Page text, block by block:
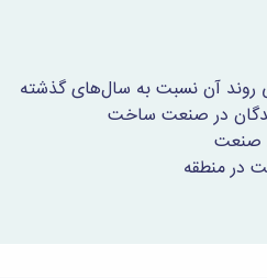
روند آن نسبت به سال‌های گذشته
در صنعت ساخت
صنعت
در منطقه